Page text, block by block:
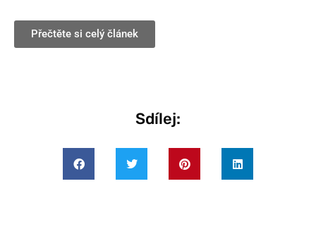
Přečtěte si celý článek
Sdílej: